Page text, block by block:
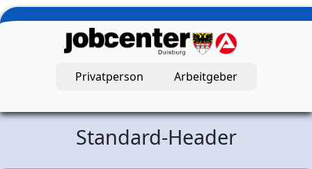
Zum Hauptinhalt springen
Jobcenter Duisburg – Startseite
Privatperson Arbeitgeber
Standard-Header